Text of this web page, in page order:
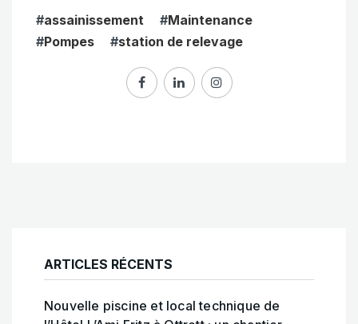
#assainissement #Maintenance
#Pompes #station de relevage
ARTICLES RÉCENTS
Nouvelle piscine et local technique de